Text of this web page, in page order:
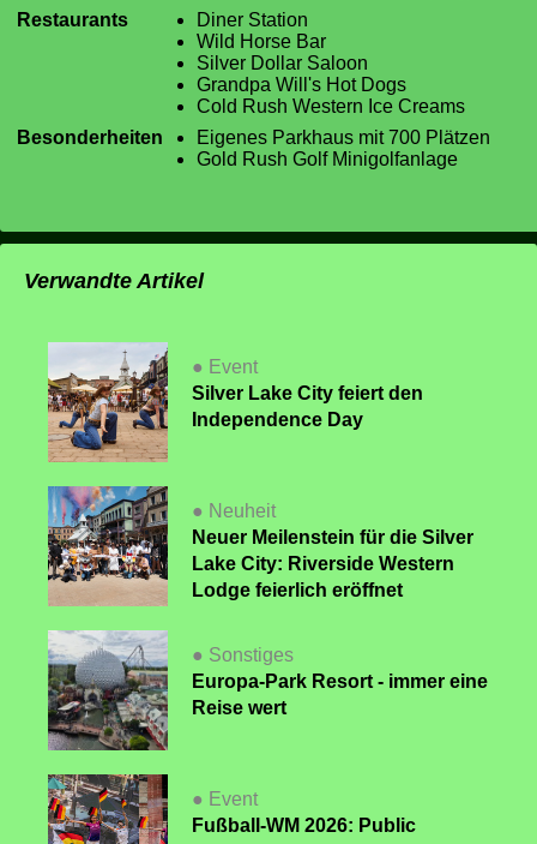
Restaurants
Diner Station
Wild Horse Bar
Silver Dollar Saloon
Grandpa Will's Hot Dogs
Cold Rush Western Ice Creams
Besonderheiten
Eigenes Parkhaus mit 700 Plätzen
Gold Rush Golf Minigolfanlage
Verwandte Artikel
● Event
Silver Lake City feiert den
Independence Day
● Neuheit
Neuer Meilenstein für die Silver
Lake City: Riverside Western
Lodge feierlich eröffnet
● Sonstiges
Europa-Park Resort - immer eine
Reise wert
● Event
Fußball-WM 2026: Public